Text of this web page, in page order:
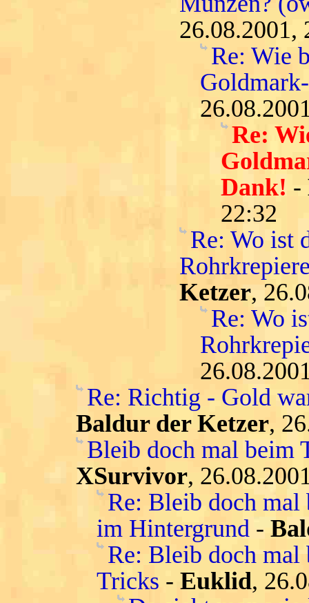
26.08.2001,
Re: Wie
Re:
Dank! -
22:32
Re: Wo ist
Ketzer,
Re: Wo
Re: Richtig - Gold
Baldur der Ketzer,
Bleib doch mal beim
XSurvivor,
Re: Bleib doch mal
im Hintergrund -
Re: Bleib doch mal
Tricks - Euklid,